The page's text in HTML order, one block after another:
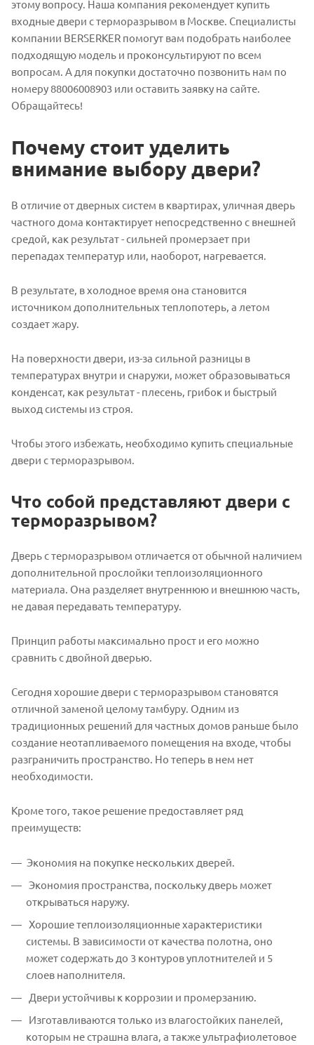
этому вопросу. Наша компания рекомендует купить
входные двери с терморазрывом в Москве. Специалисты
компании BERSERKER помогут вам подобрать наиболее
подходящую модель и проконсультируют по всем
вопросам. А для покупки достаточно позвонить нам по
номеру 88006008903 или оставить заявку на сайте.
Обращайтесь!
Почему стоит уделить
внимание выбору двери?
В отличие от дверных систем в квартирах, уличная дверь
частного дома контактирует непосредственно с внешней
средой, как результат - сильней промерзает при
перепадах температур или, наоборот, нагревается.
В результате, в холодное время она становится
источником дополнительных теплопотерь, а летом
создает жару.
На поверхности двери, из-за сильной разницы в
температурах внутри и снаружи, может образовываться
конденсат, как результат - плесень, грибок и быстрый
выход системы из строя.
Чтобы этого избежать, необходимо купить специальные
двери с терморазрывом.
Что собой представляют двери с
терморазрывом?
Дверь с терморазрывом отличается от обычной наличием
дополнительной прослойки теплоизоляционного
материала. Она разделяет внутреннюю и внешнюю часть,
не давая передавать температуру.
Принцип работы максимально прост и его можно
сравнить с двойной дверью.
Сегодня хорошие двери с терморазрывом становятся
отличной заменой целому тамбуру. Одним из
традиционных решений для частных домов раньше было
создание неотапливаемого помещения на входе, чтобы
разграничить пространство. Но теперь в нем нет
необходимости.
Кроме того, такое решение предоставляет ряд
преимуществ:
Экономия на покупке нескольких дверей.
Экономия пространства, поскольку дверь может
открываться наружу.
Хорошие теплоизоляционные характеристики
системы. В зависимости от качества полотна, оно
может содержать до 3 контуров уплотнителей и 5
слоев наполнителя.
Двери устойчивы к коррозии и промерзанию.
Изготавливаются только из влагостойких панелей,
которым не страшна влага, а также ультрафиолетовое